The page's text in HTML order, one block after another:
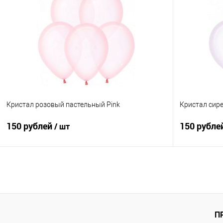
Купить в 1 клик
Сравнение
В избранное
Под заказ
Купить в
В избранное
Кристал розовый пастельный Pink
150 рублей/ шт
Купить в 1 клик
Сравнение
Кристал
150
Купить в 1
В